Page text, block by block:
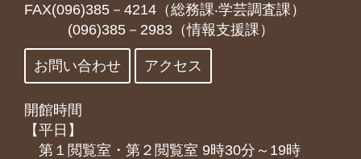
FAX(096)385－4214（総務課‧学芸調査課）
(096)385－2983（情報支援課）
お問い合わせ アクセス
開館時間
【平日】
第１閲覧室・第２閲覧室 9時30分～19時